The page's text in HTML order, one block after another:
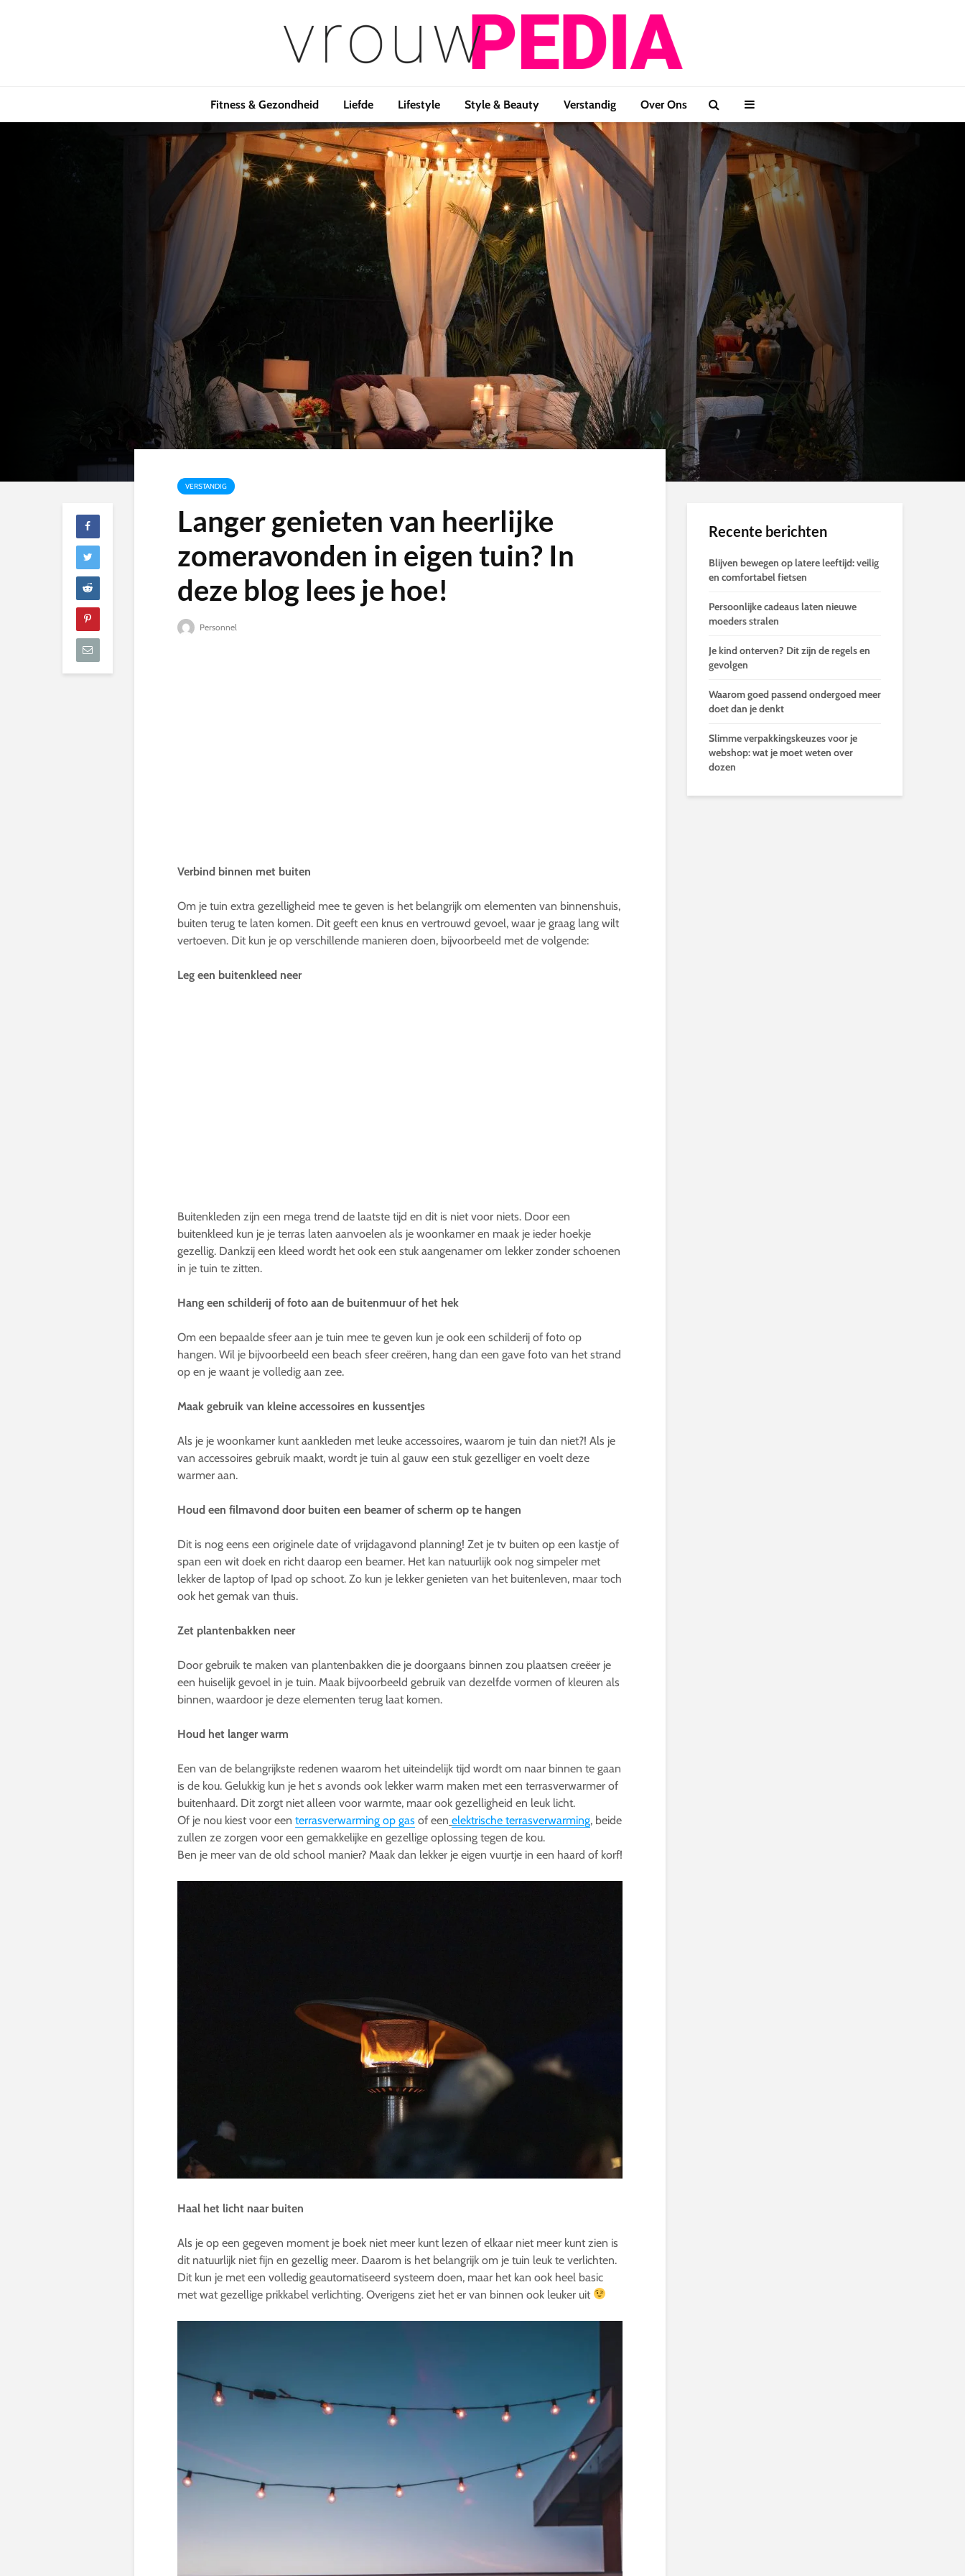
Fitness & Gezondheid Liefde Lifestyle Style & Beauty Verstandig Over Ons
VERSTANDIG
Langer genieten van heerlijke
zomeravonden in eigen tuin? In
deze blog lees je hoe!
Personnel
Verbind binnen met buiten
Om je tuin extra gezelligheid mee te geven is het belangrijk om elementen van binnenshuis,
buiten terug te laten komen. Dit geeft een knus en vertrouwd gevoel, waar je graag lang wilt
vertoeven. Dit kun je op verschillende manieren doen, bijvoorbeeld met de volgende:
Leg een buitenkleed neer
Buitenkleden zijn een mega trend de laatste tijd en dit is niet voor niets. Door een
buitenkleed kun je je terras laten aanvoelen als je woonkamer en maak je ieder hoekje
gezellig. Dankzij een kleed wordt het ook een stuk aangenamer om lekker zonder schoenen
in je tuin te zitten.
Hang een schilderij of foto aan de buitenmuur of het hek
Om een bepaalde sfeer aan je tuin mee te geven kun je ook een schilderij of foto op
hangen. Wil je bijvoorbeeld een beach sfeer creëren, hang dan een gave foto van het strand
op en je waant je volledig aan zee.
Maak gebruik van kleine accessoires en kussentjes
Als je je woonkamer kunt aankleden met leuke accessoires, waarom je tuin dan niet?! Als je
van accessoires gebruik maakt, wordt je tuin al gauw een stuk gezelliger en voelt deze
warmer aan.
Houd een filmavond door buiten een beamer of scherm op te hangen
Dit is nog eens een originele date of vrijdagavond planning! Zet je tv buiten op een kastje of
span een wit doek en richt daarop een beamer. Het kan natuurlijk ook nog simpeler met
lekker de laptop of Ipad op schoot. Zo kun je lekker genieten van het buitenleven, maar toch
ook het gemak van thuis.
Zet plantenbakken neer
Door gebruik te maken van plantenbakken die je doorgaans binnen zou plaatsen creëer je
een huiselijk gevoel in je tuin. Maak bijvoorbeeld gebruik van dezelfde vormen of kleuren als
binnen, waardoor je deze elementen terug laat komen.
Houd het langer warm
Een van de belangrijkste redenen waarom het uiteindelijk tijd wordt om naar binnen te gaan
is de kou. Gelukkig kun je het s avonds ook lekker warm maken met een terrasverwarmer of
buitenhaard. Dit zorgt niet alleen voor warmte, maar ook gezelligheid en leuk licht.
Of je nou kiest voor een terrasverwarming op gas of een elektrische terrasverwarming, beide
zullen ze zorgen voor een gemakkelijke en gezellige oplossing tegen de kou.
Ben je meer van de old school manier? Maak dan lekker je eigen vuurtje in een haard of korf!
Haal het licht naar buiten
Als je op een gegeven moment je boek niet meer kunt lezen of elkaar niet meer kunt zien is
dit natuurlijk niet fijn en gezellig meer. Daarom is het belangrijk om je tuin leuk te verlichten.
Dit kun je met een volledig geautomatiseerd systeem doen, maar het kan ook heel basic
met wat gezellige prikkabel verlichting. Overigens ziet het er van binnen ook leuker uit
Recente berichten
Blijven bewegen op latere leeftijd: veilig
en comfortabel fietsen
Persoonlijke cadeaus laten nieuwe
moeders stralen
Je kind onterven? Dit zijn de regels en
gevolgen
Waarom goed passend ondergoed meer
doet dan je denkt
Slimme verpakkingskeuzes voor je
webshop: wat je moet weten over
dozen